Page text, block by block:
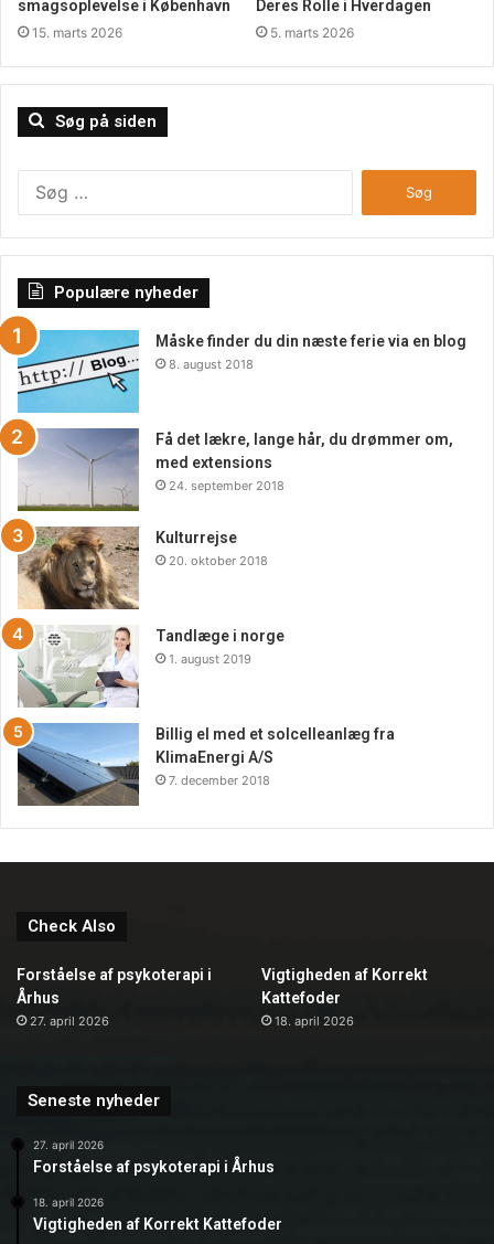
kan også være for at lagre alle de specielle flasker, som
tidspunkt har et ønske om at sælge videre. Find alt hvad
du har brug for her på siden, og få samtidigt købt det
meste for en god pris.
smagsoplevelse i København
15. marts 2026
Deres Rolle i Hverdagen
5. marts 2026
Søg på siden
Populære nyheder
Måske finder du din næste ferie via en blog
8. august 2018
Få det lækre, lange hår, du drømmer om,
med extensions
24. september 2018
Kulturrejse
20. oktober 2018
Tandlæge i norge
1. august 2019
Billig el med et solcelleanlæg fra
KlimaEnergi A/S
7. december 2018
Check Also
Forståelse af psykoterapi i
Århus
27. april 2026
Vigtigheden af Korrekt
Kattefoder
18. april 2026
Seneste nyheder
27. april 2026
Forståelse af psykoterapi i Århus
18. april 2026
Vigtigheden af Korrekt Kattefoder